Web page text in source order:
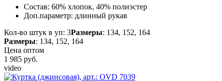
Состав: 60% хлопок, 40% полиэстер
Доп.параметр: длинный рукав
Кол-во штук в уп: 3Размеры: 134, 152, 164
Размеры: 134, 152, 164
Цена оптом
1 985 руб.
video